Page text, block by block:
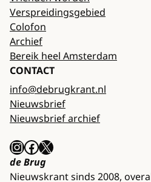
Verspreidingsgebied
Colofon
Archief
Bereik heel Amsterdam
CONTACT
info@debrugkrant.nl
Nieuwsbrief
Nieuwsbrief archief
InstagramFacebook X
de Brug
Nieuwskrant sinds 2008,